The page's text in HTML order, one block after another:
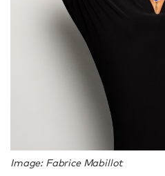
Image: Fabrice Mabillot